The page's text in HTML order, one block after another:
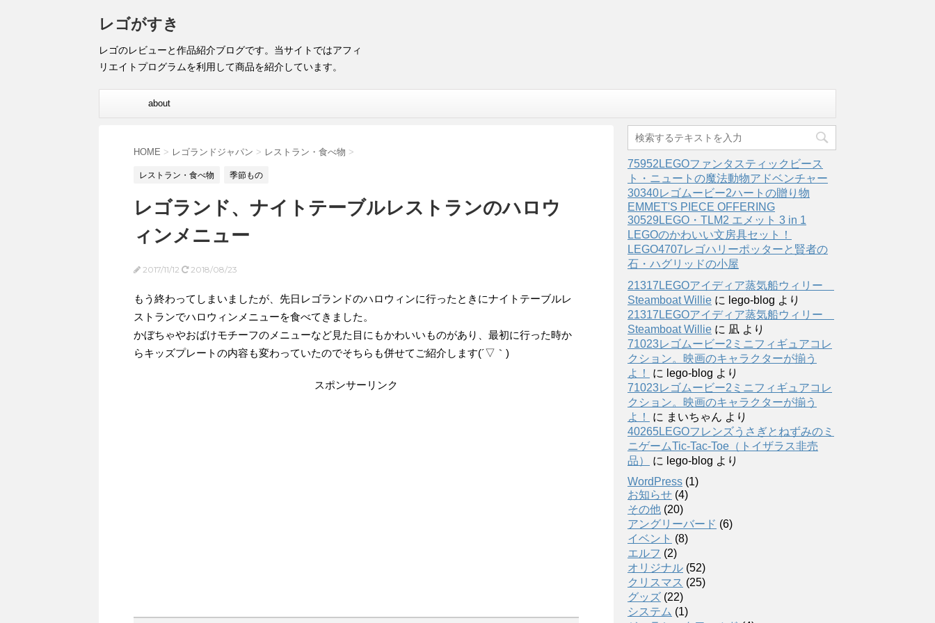
レゴがすき
レゴのレビューと作品紹介ブログです。当サイトではアフィ
リエイトプログラムを利用して商品を紹介しています。
about
HOME > レゴランドジャパン > レストラン・食べ物 >
レストラン・食べ物 季節もの
レゴランド、ナイトテーブルレストランのハロウ
ィンメニュー
2017/11/12 2018/08/23
もう終わってしまいましたが、先日レゴランドのハロウィンに行ったときにナイトテーブルレ
ストランでハロウィンメニューを食べてきました。
かぼちゃやおばけモチーフのメニューなど見た目にもかわいいものがあり、最初に行った時か
らキッズプレートの内容も変わっていたのでそちらも併せてご紹介します(´▽｀)
スポンサーリンク
75952LEGOファンタスティックビース
ト・ニュートの魔法動物アドベンチャー
30340レゴムービー2ハートの贈り物
EMMET'S PIECE OFFERING
30529LEGO・TLM2 エメット 3 in 1
LEGOのかわいい文房具セット！
LEGO4707レゴハリーポッターと賢者の
石・ハグリッドの小屋
21317LEGOアイディア蒸気船ウィリー
Steamboat Willie に lego-blog より
21317LEGOアイディア蒸気船ウィリー
Steamboat Willie に 凪 より
71023レゴムービー2ミニフィギュアコレ
クション。映画のキャラクターが揃う
よ！
に lego-blog より
71023レゴムービー2ミニフィギュアコレ
クション。映画のキャラクターが揃う
よ！
に まいちゃん より
40265LEGOフレンズうさぎとねずみのミ
ニゲームTic-Tac-Toe（トイザラス非売
品）
に lego-blog より
WordPress (1)
お知らせ (4)
その他 (20)
アングリーバード (6)
イベント (8)
エルフ (2)
オリジナル (52)
クリスマス (25)
グッズ (22)
システム (1)